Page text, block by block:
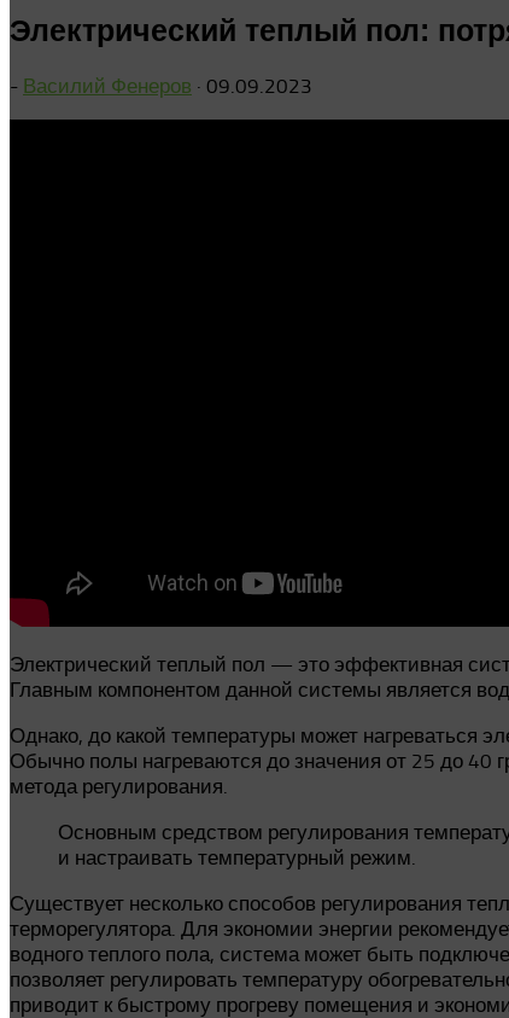
Электрический теплый пол:
- Василий Фенеров · 09.09.2023
Электрический теплый пол — это эффективная
Главным компонентом данной системы является
Однако, до какой температуры может нагреваться
Обычно полы нагреваются до значения от 25 до 40
метода регулирования.
Основным средством регулирования
и настраивать температурный режим.
Существует несколько способов регулирования
терморегулятора. Для экономии энергии
водного теплого пола, система может быть
позволяет регулировать температуру
приводит к быстрому прогреву помещения и